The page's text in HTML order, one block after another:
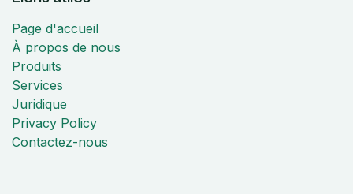
Page d'accueil
À propos de nous
Produits
Services
Juridique
Privacy Policy
Contactez-nous